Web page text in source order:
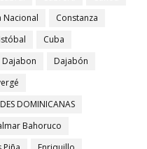
Nacional
Constanza
Cuba
Dajabon
Dajabón
DOMINICANAS
Bahoruco